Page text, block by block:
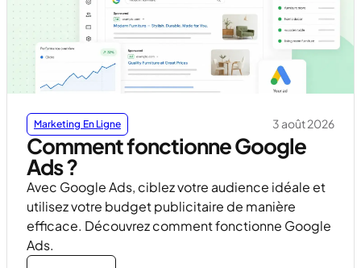
Marketing En Ligne 3 août 2026
Comment fonctionne Google
Ads ?
Avec Google Ads, ciblez votre audience idéale et
utilisez votre budget publicitaire de manière
efficace. Découvrez comment fonctionne Google
Ads.